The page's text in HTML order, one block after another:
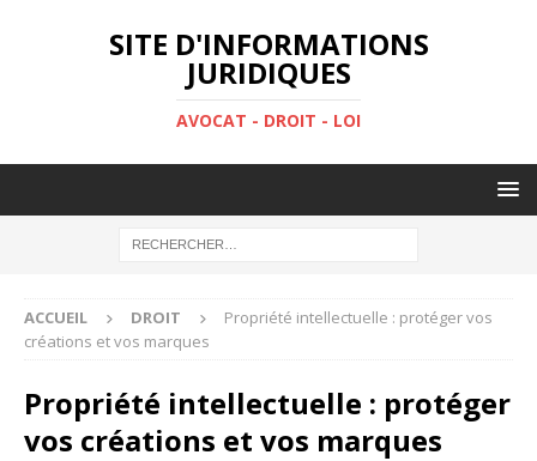
SITE D'INFORMATIONS
JURIDIQUES
AVOCAT - DROIT - LOI
ACCUEIL DROIT
Propriété intellectuelle : protéger vos
créations et vos marques
Propriété intellectuelle : protéger
vos créations et vos marques